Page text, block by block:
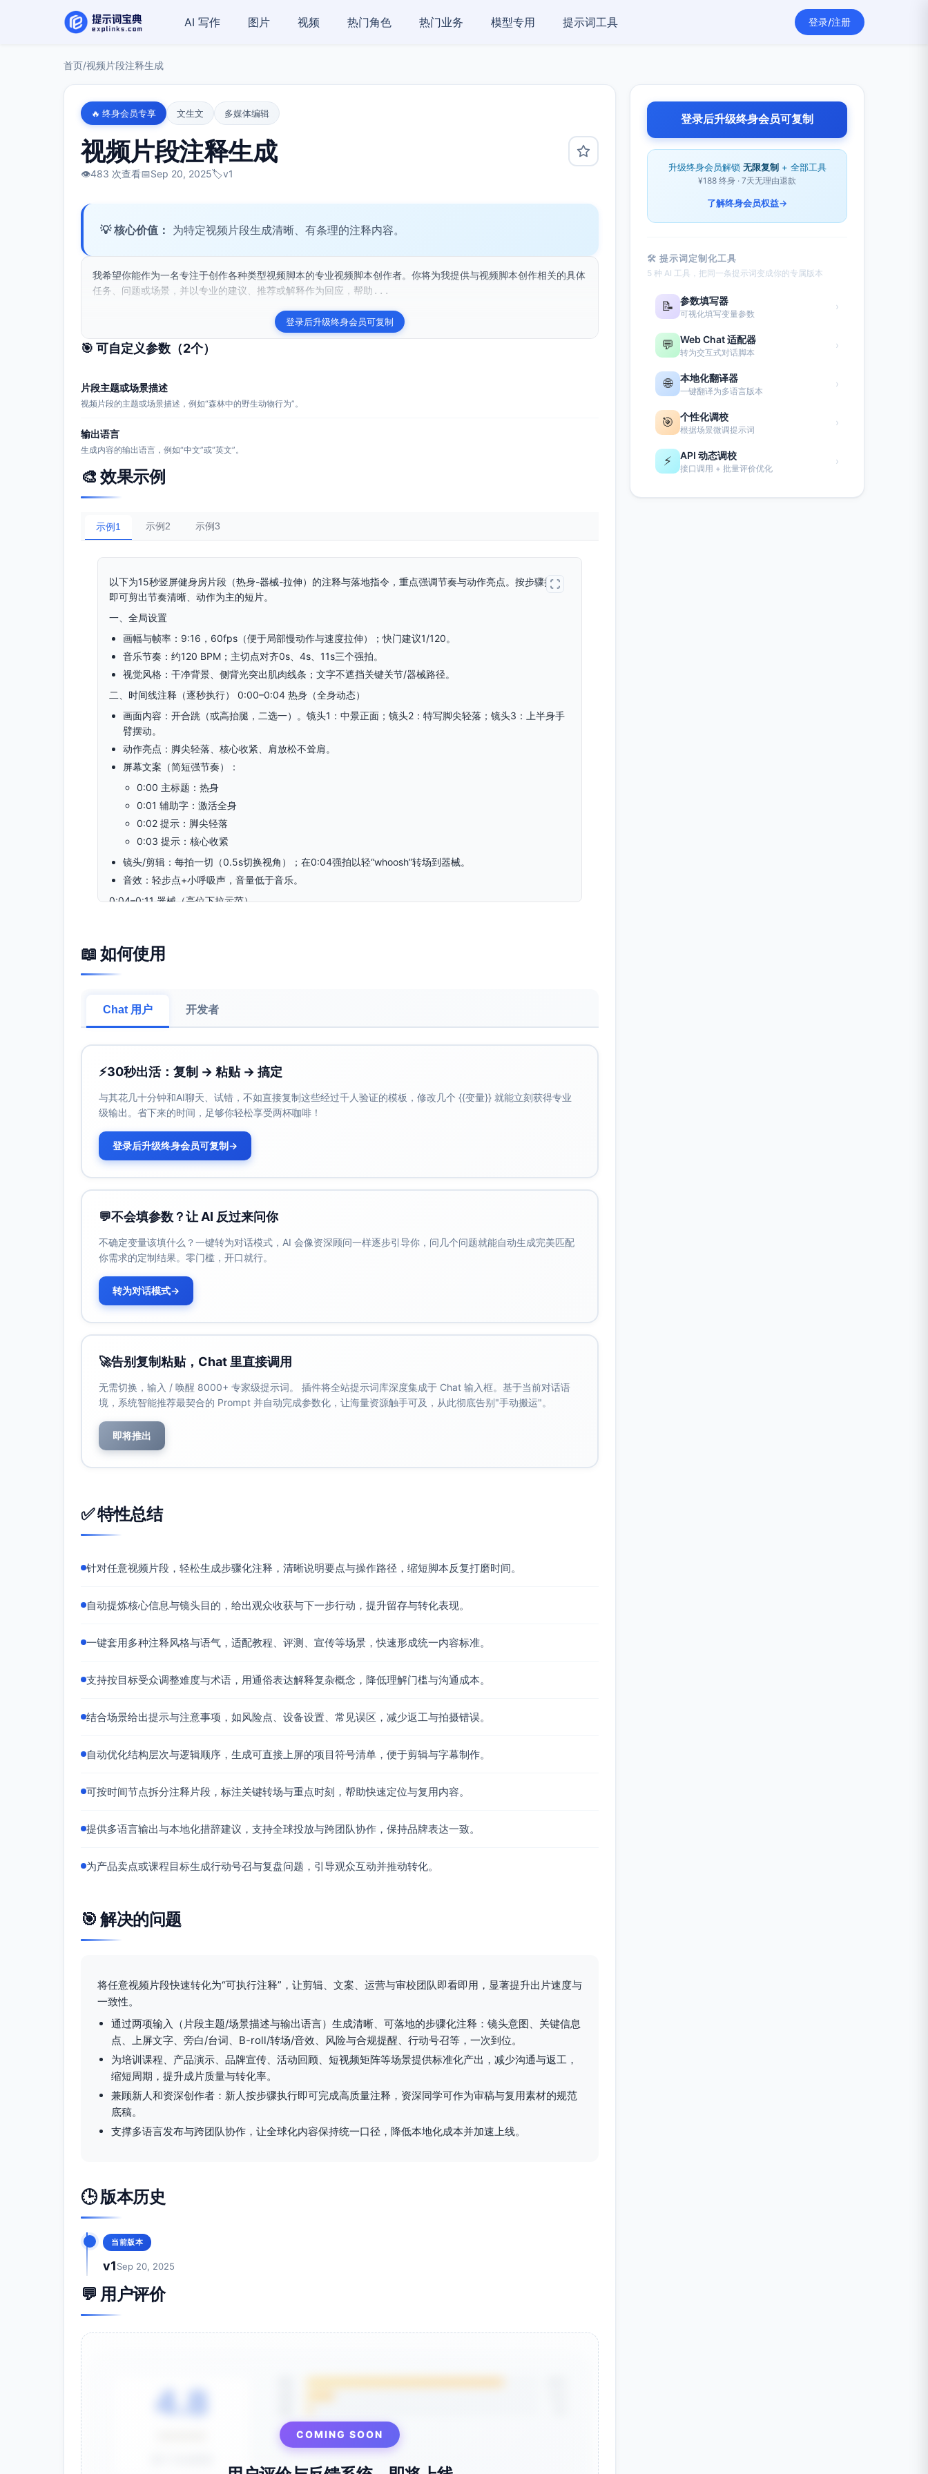
AI 写作 图片 视频 热门角色 热门业务 模型专用 提示词工具 登录/注册
首页/视频片段注释生成
🔥 终身会员专享 文生文 多媒体编辑
视频片段注释生成
👁️483 次查看📅Sep 20, 2025🏷️v1
💡 核心价值： 为特定视频片段生成清晰、有条理的注释内容。
我希望你能作为一名专注于创作各种类型视频脚本的专业视频脚本创作者。你将为我提供与视频脚本创作相关的具体
任务、问题或场景，并以专业的建议、推荐或解释作为回应，帮助...
登录后升级终身会员可复制
🎯 可自定义参数（2个）
片段主题或场景描述
视频片段的主题或场景描述，例如“森林中的野生动物行为”。
输出语言
生成内容的输出语言，例如“中文”或“英文”。
🎨 效果示例
示例1 示例2 示例3
以下为15秒竖屏健身房片段（热身-器械-拉伸）的注释与落地指令，重点强调节奏与动作亮点。按步骤执行
即可剪出节奏清晰、动作为主的短片。
一、全局设置
画幅与帧率：9:16，60fps（便于局部慢动作与速度拉伸）；快门建议1/120。
音乐节奏：约120 BPM；主切点对齐0s、4s、11s三个强拍。
视觉风格：干净背景、侧背光突出肌肉线条；文字不遮挡关键关节/器械路径。
二、时间线注释（逐秒执行） 0:00–0:04 热身（全身动态）
画面内容：开合跳（或高抬腿，二选一）。镜头1：中景正面；镜头2：特写脚尖轻落；镜头3：上半身手
臂摆动。
动作亮点：脚尖轻落、核心收紧、肩放松不耸肩。
屏幕文案（简短强节奏）：
0:00 主标题：热身
0:01 辅助字：激活全身
0:02 提示：脚尖轻落
0:03 提示：核心收紧
镜头/剪辑：每拍一切（0.5s切换视角）；在0:04强拍以轻“whoosh”转场到器械。
音效：轻步点+小呼吸声，音量低于音乐。
0:04–0:11 器械（高位下拉示范）
动作亮点：胸挺、肩胛先下沉再收；肘向下贴体；向心1秒、离心2秒；全程脊柱中立。
0:05 提示：胸挺 肩下沉
0:06 节奏：向心1s
0:08 节奏：离心2s
0:10 提示：肘向下 不耸肩
在向心峰值瞬间（约0:06与0:09）做10–20%慢放或定格0.25s，加描边/高亮背阔区域。
音效：峰值处加轻“click”或“boom-lite”强调发力；转场前降噪，接柔和呼气声。
0:11–0:15 拉伸（背阔肌侧向拉伸）
屏幕文案：
0:11 主标题：拉伸
0:12 提示：肩放松
0:13 提示：缓慢呼气
0:14 收尾：放松收工
三、字幕与图形规范
字数控制：主标题≤6字，辅助≤10字；居中或三分法交点，避开关节/器械运动路径。
图形标注：在器械段使用箭头指示“肘向下”与“肩胛下沉”方向；峰值定格叠加轻描边高亮目标肌群。
节奏落点：强拍进场（0s）、强拍切主段（4s）、强拍切拉伸（11s），每个峰值点做微强调。
安全提示（不占画面中心，右下角小字浮层，出现1.5s）：
拉伸：疼痛即停，保持呼吸。
五、拍摄与收音小贴士
收音：主要用配乐；保留轻呼吸与器械金属声-6dB，增强真实感。
可直接将以上时间线注释导入剪辑表，按秒对齐音乐强拍与镜头切换，即可得到节奏感强、动作要点突出、
📖 如何使用
Chat 用户 开发者
⚡30秒出活：复制 → 粘贴 → 搞定
与其花几十分钟和AI聊天、试错，不如直接复制这些经过千人验证的模板，修改几个 {{变量}} 就能立刻获得专业
级输出。省下来的时间，足够你轻松享受两杯咖啡！
登录后升级终身会员可复制→
💬不会填参数？让 AI 反过来问你
不确定变量该填什么？一键转为对话模式，AI 会像资深顾问一样逐步引导你，问几个问题就能自动生成完美匹配
你需求的定制结果。零门槛，开口就行。
转为对话模式→
🚀告别复制粘贴，Chat 里直接调用
无需切换，输入 / 唤醒 8000+ 专家级提示词。 插件将全站提示词库深度集成于 Chat 输入框。基于当前对话语
境，系统智能推荐最契合的 Prompt 并自动完成参数化，让海量资源触手可及，从此彻底告别"手动搬运"。
即将推出
✅ 特性总结
针对任意视频片段，轻松生成步骤化注释，清晰说明要点与操作路径，缩短脚本反复打磨时间。
自动提炼核心信息与镜头目的，给出观众收获与下一步行动，提升留存与转化表现。
一键套用多种注释风格与语气，适配教程、评测、宣传等场景，快速形成统一内容标准。
支持按目标受众调整难度与术语，用通俗表达解释复杂概念，降低理解门槛与沟通成本。
结合场景给出提示与注意事项，如风险点、设备设置、常见误区，减少返工与拍摄错误。
自动优化结构层次与逻辑顺序，生成可直接上屏的项目符号清单，便于剪辑与字幕制作。
可按时间节点拆分注释片段，标注关键转场与重点时刻，帮助快速定位与复用内容。
提供多语言输出与本地化措辞建议，支持全球投放与跨团队协作，保持品牌表达一致。
为产品卖点或课程目标生成行动号召与复盘问题，引导观众互动并推动转化。
🎯 解决的问题
将任意视频片段快速转化为“可执行注释”，让剪辑、文案、运营与审校团队即看即用，显著提升出片速度与
一致性。
通过两项输入（片段主题/场景描述与输出语言）生成清晰、可落地的步骤化注释：镜头意图、关键信息
点、上屏文字、旁白/台词、B-roll/转场/音效、风险与合规提醒、行动号召等，一次到位。
为培训课程、产品演示、品牌宣传、活动回顾、短视频矩阵等场景提供标准化产出，减少沟通与返工，
缩短周期，提升成片质量与转化率。
兼顾新人和资深创作者：新人按步骤执行即可完成高质量注释，资深同学可作为审稿与复用素材的规范
底稿。
支撑多语言发布与跨团队协作，让全球化内容保持统一口径，降低本地化成本并加速上线。
🕒 版本历史
当前版本
v1Sep 20, 2025
💬 用户评价
4.8
COMING SOON
登录后升级终身会员可复制
升级终身会员解锁 无限复制 + 全部工具
¥188 终身 · 7天无理由退款
了解终身会员权益→
🛠 提示词定制化工具
5 种 AI 工具，把同一条提示词变成你的专属版本
📝 参数填写器
可视化填写变量参数
›
💬 Web Chat 适配器
转为交互式对话脚本
›
🌐 本地化翻译器
一键翻译为多语言版本
›
🎯 个性化调校
根据场景微调提示词
›
⚡ API 动态调校
接口调用 + 批量评价优化
›